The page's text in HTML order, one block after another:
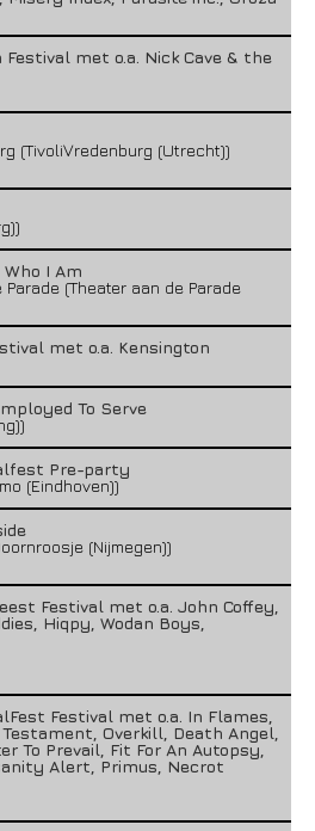
met o.a. Nick Cave & the
(TivoliVredenburg (Utrecht))
I Am
(Theater aan de Parade
met o.a. Kensington
To Serve
Pre-party
(Eindhoven))
(Nijmegen))
Festival met o.a. John Coffey,
Hiqpy, Wodan Boys,
Festival met o.a. In Flames,
Testament, Overkill, Death Angel,
To Prevail, Fit For An Autopsy,
Alert, Primus, Necrot